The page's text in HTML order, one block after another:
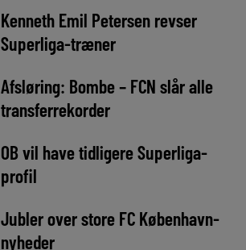
Kenneth Emil Petersen revser
Superliga-træner
Afsløring: Bombe – FCN slår alle
transferrekorder
OB vil have tidligere Superliga-
profil
Jubler over store FC København-
nyheder